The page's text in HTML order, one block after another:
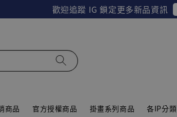
歡迎追蹤 IG 鎖定更多新品資訊
商品 官方授權商品 掛畫系列商品 各IP分類